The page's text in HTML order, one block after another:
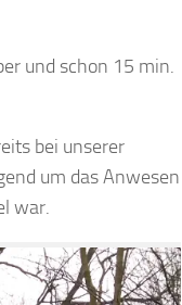
und schon 15 min.
bei unserer
um das Anwesen
war.